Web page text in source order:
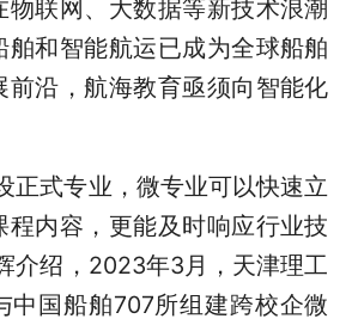
联网、大数据等新技术浪潮
舶和智能航运已成为全球船舶
前沿，航海教育亟须向智能化
式专业，微专业可以快速立
程内容，更能及时响应行业技
介绍，2023年3月，天津理工
中国船舶707所组建跨校企微